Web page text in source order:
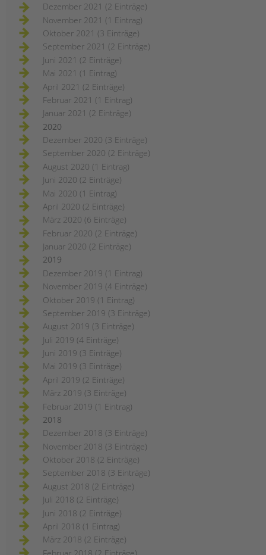
Dezember 2021 (2 Einträge)
November 2021 (1 Eintrag)
Oktober 2021 (3 Einträge)
September 2021 (2 Einträge)
Juni 2021 (2 Einträge)
Mai 2021 (1 Eintrag)
April 2021 (2 Einträge)
Februar 2021 (1 Eintrag)
Januar 2021 (2 Einträge)
2020
Dezember 2020 (3 Einträge)
September 2020 (2 Einträge)
August 2020 (1 Eintrag)
Juni 2020 (2 Einträge)
Mai 2020 (1 Eintrag)
April 2020 (2 Einträge)
März 2020 (6 Einträge)
Februar 2020 (2 Einträge)
Januar 2020 (2 Einträge)
2019
Dezember 2019 (1 Eintrag)
November 2019 (4 Einträge)
Oktober 2019 (1 Eintrag)
September 2019 (3 Einträge)
August 2019 (3 Einträge)
Juli 2019 (4 Einträge)
Juni 2019 (3 Einträge)
Mai 2019 (3 Einträge)
April 2019 (2 Einträge)
März 2019 (3 Einträge)
Februar 2019 (1 Eintrag)
2018
Dezember 2018 (3 Einträge)
November 2018 (3 Einträge)
Oktober 2018 (2 Einträge)
September 2018 (3 Einträge)
August 2018 (2 Einträge)
Juli 2018 (2 Einträge)
Juni 2018 (2 Einträge)
April 2018 (1 Eintrag)
März 2018 (2 Einträge)
Februar 2018 (2 Einträge)